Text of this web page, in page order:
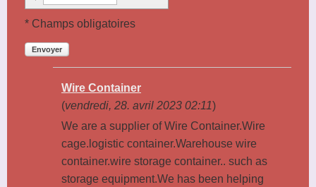
* Champs obligatoires
Envoyer
Wire Container
(vendredi, 28. avril 2023 02:11)
We are a supplier of Wire Container.Wire
cage.logistic container.Warehouse wire
container.wire storage container.. such as
storage equipment.We has been helping